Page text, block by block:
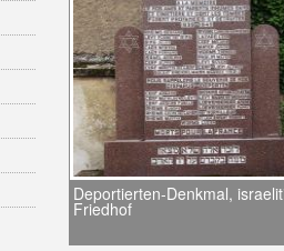
Deportierten-Denkmal,
Friedhof